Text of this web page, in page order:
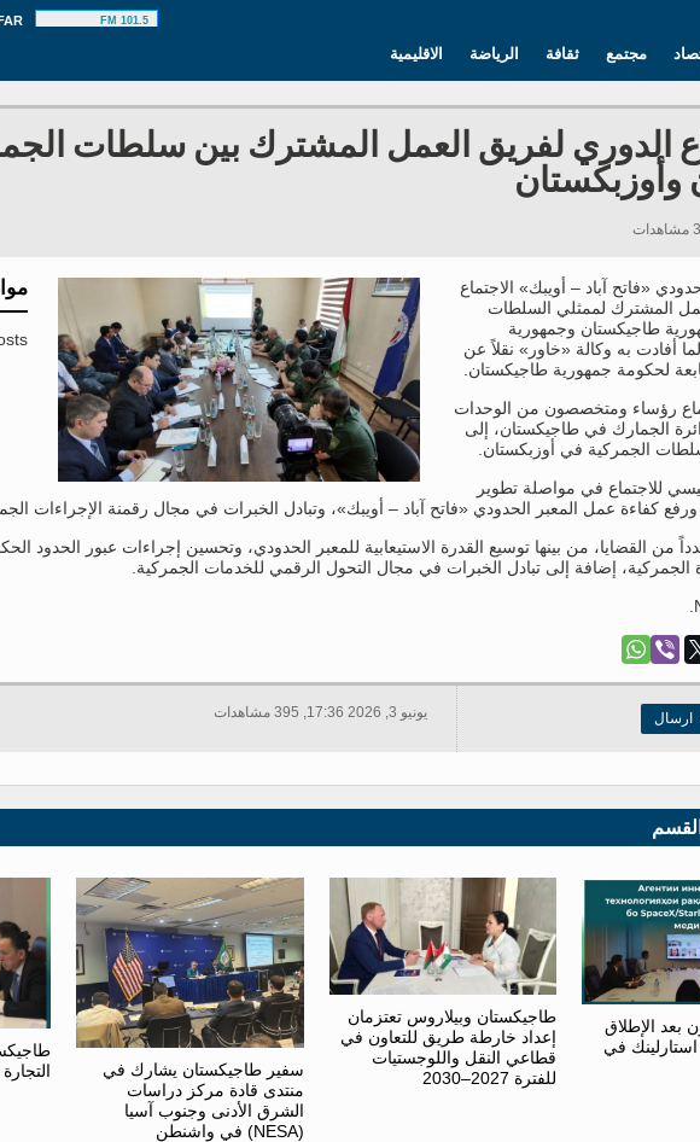
101.5 FM
الاقليمية الرياضة ثقافة مجتمع
الدوري لفريق العمل المشترك بين سلطات
«فاتح آباد – أويبك» الاجتماع
المشترك لممثلي السلطات
طاجيكستان وجمهورية
أفادت به وكالة «خاور» نقلاً عن
لحكومة جمهورية طاجيكستان.
رؤساء ومتخصصون من الوحدات
الجمارك في طاجيكستان، إلى
الجمركية في أوزبكستان.
للاجتماع في مواصلة تطوير
ورفع كفاءة عمل المعبر الحدودي «فاتح آباد – أويبك»، وتبادل الخبرات في مجال رقمنة الإجراءات
من القضايا، من بينها توسيع القدرة الاستيعابية للمعبر الحدودي، وتحسين إجراءات عبور الحدود
الجمركية، إضافة إلى تبادل الخبرات في مجال التحول الرقمي للخدمات الجمركية.
ارسال يونيو 3, 2026 17:36, 395 مشاهدات
بعد الإطلاق
في
طاجيكستان وبيلاروس تعتزمان
إعداد خارطة طريق للتعاون في
قطاعي النقل واللوجستيات
للفترة 2027–2030
سفير طاجيكستان يشارك في
منتدى قادة مركز دراسات
الشرق الأدنى وجنوب آسيا
(NESA) في واشنطن